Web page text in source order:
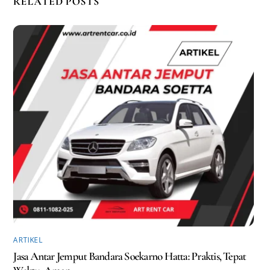
ARTIKEL
Jasa Antar Jemput Bandara Soekarno Hatta: Praktis, Tepat